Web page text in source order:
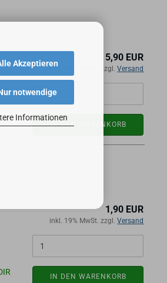
Akzeptieren
notwendige
Informationen
5,90 EUR
inkl. 19% MwSt. zzgl.Versand
IN DEN WARENKORB
1,90 EUR
inkl. 19% MwSt. zzgl.Versand
IN DEN WARENKORB